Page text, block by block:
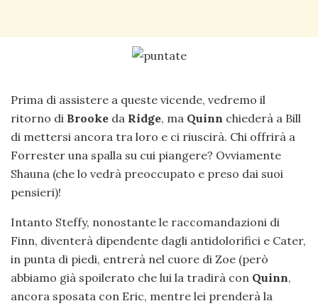
Prima di assistere a queste vicende, vedremo il
ritorno di Brooke da Ridge, ma Quinn chiederà a Bill
di mettersi ancora tra loro e ci riuscirà. Chi offrirà a
Forrester una spalla su cui piangere? Ovviamente
Shauna (che lo vedrà preoccupato e preso dai suoi
pensieri)!
Intanto Steffy, nonostante le raccomandazioni di
Finn, diventerà dipendente dagli antidolorifici e Cater,
in punta di piedi, entrerà nel cuore di Zoe (però
abbiamo già spoilerato che lui la tradirà con Quinn,
ancora sposata con Eric, mentre lei prenderà la